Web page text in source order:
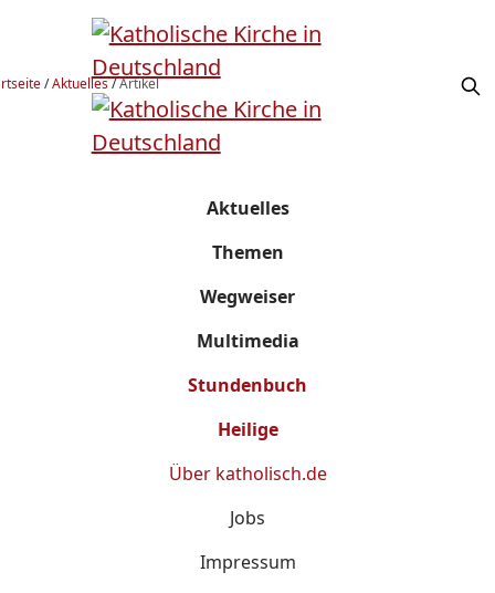
/Aktuelles/Artikel
Aktuelles
Themen
Wegweiser
Multimedia
Stundenbuch
Heilige
Über katholisch.de
Jobs
Impressum